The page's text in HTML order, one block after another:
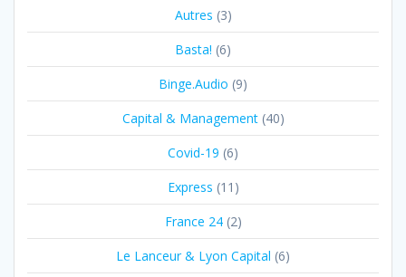
Autres (3)
Basta! (6)
Binge.Audio (9)
Capital & Management(40)
Covid-19 (6)
Express (11)
France 24(2)
Le Lanceur & Lyon Capital (6)